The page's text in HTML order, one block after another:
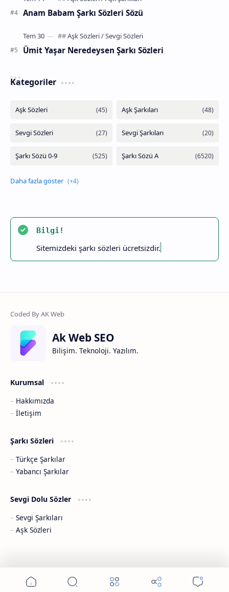
Anam Babam Şarkı Sözleri Sözü
Ümit Yaşar Neredeysen Şarkı Sözleri
Kategoriler
Bilgi!
Sitemizdeki şarkı sözleri ücretsizdir.
Ak Web SEO
Bilişim. Teknoloji. Yazılım.
Kurumsal
Hakkımızda
İletişim
Şarkı Sözleri
Türkçe Şarkılar
Yabancı Şarkılar
Sevgi Dolu Sözler
Sevgi Şarkıları
Aşk Sözleri